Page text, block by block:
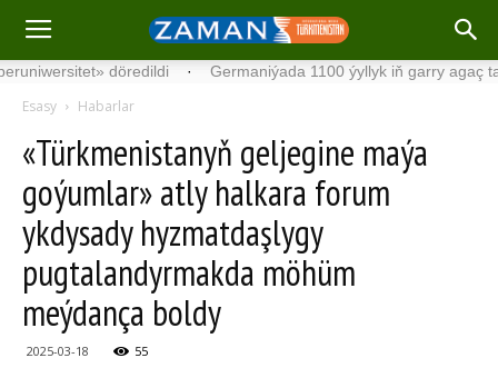
döredildi · Germaniýada 1100 ýyllyk iň garry agaç tapyldy ·
Esasy Habarlar
«Türkmenistanyň geljegine maýa
goýumlar» atly halkara forum
ykdysady hyzmatdaşlygy
pugtalandyrmakda möhüm
meýdança boldy
2025-03-18 55